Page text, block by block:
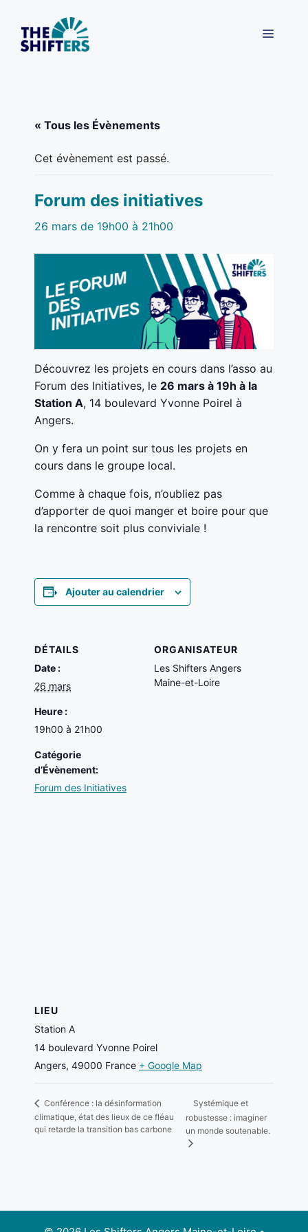
contenu
MENU
« Tous les Évènements
Cet évènement est passé.
Forum des initiatives
26 mars de 19h00 à 21h00
Découvrez les projets en cours dans l’asso au
Forum des Initiatives, le 26 mars à 19h à la
Station A, 14 boulevard Yvonne Poirel à
Angers.
On y fera un point sur tous les projets en
cours dans le groupe local.
Comme à chaque fois, n’oubliez pas
d’apporter de quoi manger et boire pour que
la rencontre soit plus conviviale !
Ajouter au calendrier
DÉTAILS
Date :
26 mars
Heure :
19h00 à 21h00
Catégorie
d’Évènement:
Forum des Initiatives
ORGANISATEUR
Les Shifters Angers
Maine-et-Loire
LIEU
Station A
14 boulevard Yvonne Poirel
Angers, 49000 France + Google Map
Conférence : la désinformation
climatique, état des lieux de ce fléau
qui retarde la transition bas carbone
Systémique et
robustesse : imaginer
un monde soutenable.